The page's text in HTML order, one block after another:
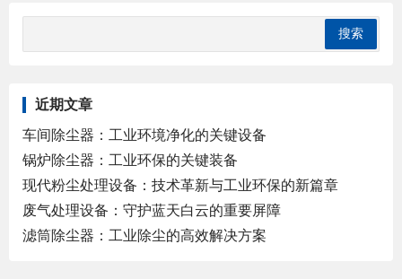
近期文章
车间除尘器：工业环境净化的关键设备
锅炉除尘器：工业环保的关键装备
现代粉尘处理设备：技术革新与工业环保的新篇章
废气处理设备：守护蓝天白云的重要屏障
滤筒除尘器：工业除尘的高效解决方案